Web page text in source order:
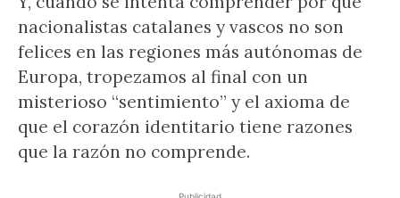
nacionalistas catalanes y vascos no son
felices en las regiones más autónomas de
Europa, tropezamos al final con un
misterioso “sentimiento” y el axioma de
que el corazón identitario tiene razones
que la razón no comprende.